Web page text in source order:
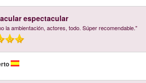
espectacular
la ambientación, actores, todo. Súper recomendable."